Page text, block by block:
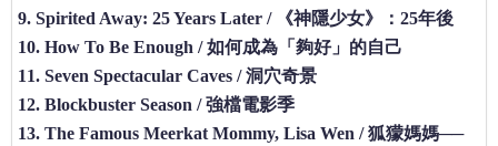
9. Spirited Away: 25 Years Later / 《神隱少女》：25年後
10. How To Be Enough / 如何成為「夠好」的自己
11. Seven Spectacular Caves / 洞穴奇景
12. Blockbuster Season / 強檔電影季
13. The Famous Meerkat Mommy, Lisa Wen / 狐獴媽媽──